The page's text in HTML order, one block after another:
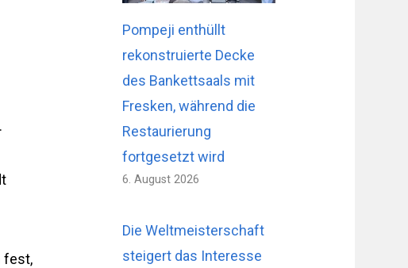
fest,
Pompeji enthüllt
rekonstruierte Decke
des Bankettsaals mit
Fresken, während die
Restaurierung
fortgesetzt wird
6. August 2026
Die Weltmeisterschaft
steigert das Interesse